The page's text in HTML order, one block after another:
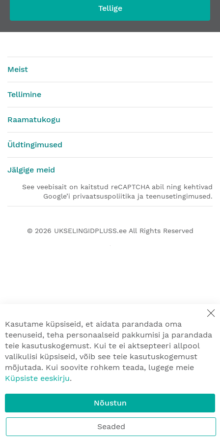
Tellige
Meist
Tellimine
Raamatukogu
Üldtingimused
Jälgige meid
See veebisait on kaitstud reCAPTCHA abil ning kehtivad
Google’i privaatsuspoliitika ja teenusetingimused.
© 2026 UKSELINGIDPLUSS.eeAll Rights Reserved
Kasutame küpsiseid, et aidata parandada oma
teenuseid, teha personaalseid pakkumisi ja parandada
teie kasutuskogemust. Kui te ei aktsepteeri allpool
valikulisi küpsiseid, võib see teie kasutuskogemust
mõjutada. Kui soovite rohkem teada, lugege meie
Küpsiste eeskirju.
Nõustun
Seaded